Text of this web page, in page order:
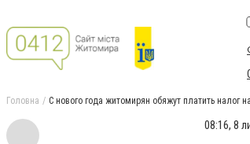
Головна С нового года житомирян обяжут платить налог
08:16, 8